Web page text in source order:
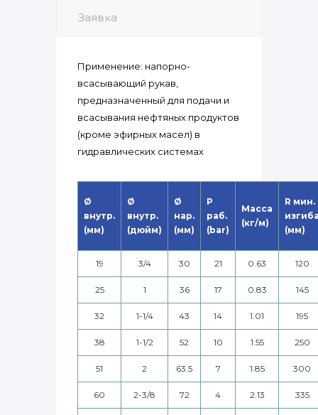
Заявка
Применение: напорно-
всасывающий рукав,
предназначенный для подачи и
всасывания нефтяных продуктов
(кроме эфирных масел) в
гидравлических системах
Ø
внутр.
(мм)
Ø
внутр.
(дюйм)
Ø
нар.
(мм)
P
раб.
(bar)
Масса
(кг/м)
R мин.
(мм)
19 3/4 30 21 0.63 120
25 1 36 17 0.83 145
32 1-1/4 43 14 1.01 195
38 1-1/2 52 10 1.55 250
51 2 63.5 7 1.85 300
60 2-3/8 72 4 2.13 335